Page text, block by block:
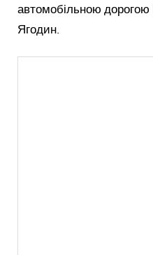
автомобільною
Ягодин.